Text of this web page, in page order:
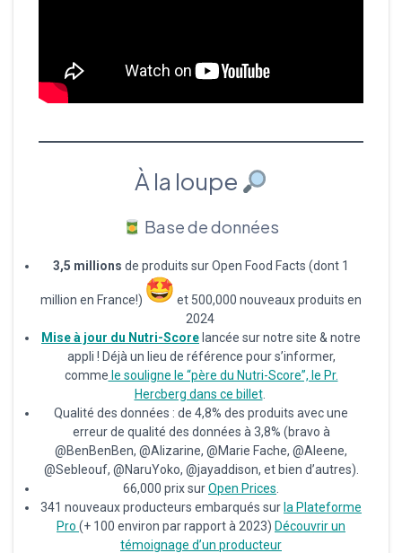
À la loupe
Base de données
3,5 millions de produits sur Open Food Facts (dont 1
million en France!)
et 500,000 nouveaux produits en
2024
Mise à jour du Nutri-Score lancée sur notre site & notre
appli ! Déjà un lieu de référence pour s’informer,
comme le souligne le “père du Nutri-Score”, le Pr.
Hercberg dans ce billet.
Qualité des données : de 4,8% des produits avec une
erreur de qualité des données à 3,8% (bravo à
@BenBenBen, @Alizarine, @Marie Fache, @Aleene,
@Sebleouf, @NaruYoko, @jayaddison, et bien d’autres).
66,000 prix surOpen Prices
341 nouveaux producteurs embarqués sur la Plateforme
Pro (+ 100 environ par rapport à 2023) Découvrir un
témoignage d’un producteur